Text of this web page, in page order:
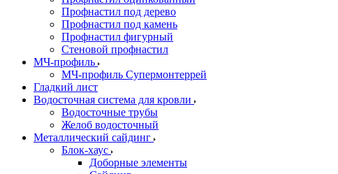
Профнастил под дерево
Профнастил под камень
Профнастил фигурный
Стеновой профнастил
МЧ-профиль
МЧ-профиль Супермонтеррей
Гладкий лист
Водосточная система для кровли
Водосточные трубы
Желоб водосточный
Металлический сайдинг
Блок-хаус
Доборные элементы